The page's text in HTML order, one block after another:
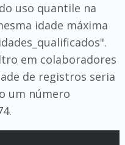
uso quantile na
idade máxima
em colaboradores
de registros seria
um número